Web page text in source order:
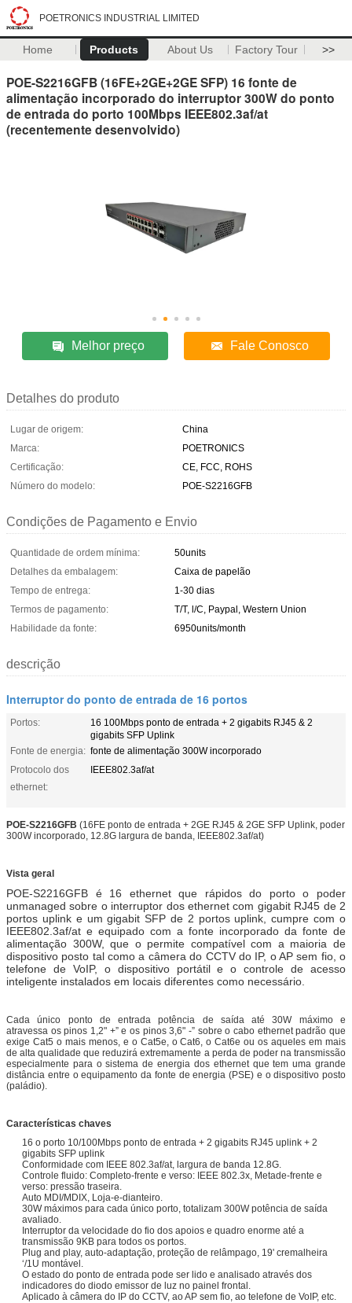
POETRONICS INDUSTRIAL LIMITED
Home Products About Us Factory Tour >>
POE-S2216GFB (16FE+2GE+2GE SFP) 16 fonte de
alimentação incorporado do interruptor 300W do ponto
de entrada do porto 100Mbps IEEE802.3af/at
(recentemente desenvolvido)
Melhor preço Fale Conosco
Detalhes do produto
Lugar de origem:
China
Marca:
POETRONICS
Certificação:
CE, FCC, ROHS
Número do modelo:
POE-S2216GFB
Condições de Pagamento e Envio
Quantidade de ordem mínima:
50units
Detalhes da embalagem:
Caixa de papelão
Tempo de entrega:
1-30 dias
Termos de pagamento:
T/T, l/C, Paypal, Western Union
Habilidade da fonte:
6950units/month
descrição
Interruptor do ponto de entrada de 16 portos
Portos:
16 100Mbps ponto de entrada + 2 gigabits RJ45 & 2
gigabits SFP Uplink
Fonte de energia: fonte de alimentação 300W incorporado
Protocolo dos
ethernet:
IEEE802.3af/at
POE-S2216GFB (16FE ponto de entrada + 2GE RJ45 & 2GE SFP Uplink, poder
300W incorporado, 12.8G largura de banda, IEEE802.3af/at)
Vista geral
POE-S2216GFB é 16 ethernet que rápidos do porto o poder
unmanaged sobre o interruptor dos ethernet com gigabit RJ45 de 2
portos uplink e um gigabit SFP de 2 portos uplink, cumpre com o
IEEE802.3af/at e equipado com a fonte incorporado da fonte de
alimentação 300W, que o permite compatível com a maioria de
dispositivo posto tal como a câmera do CCTV do IP, o AP sem fio, o
telefone de VoIP, o dispositivo portátil e o controle de acesso
inteligente instalados em locais diferentes como necessário.
Cada único ponto de entrada potência de saída até 30W máximo e
atravessa os pinos 1,2" +” e os pinos 3,6" -” sobre o cabo ethernet padrão que
exige Cat5 o mais menos, e o Cat5e, o Cat6, o Cat6e ou os aqueles em mais
de alta qualidade que reduzirá extremamente a perda de poder na transmissão
especialmente para o sistema de energia dos ethernet que tem uma grande
distância entre o equipamento da fonte de energia (PSE) e o dispositivo posto
(paládio).
Características chaves
16 o porto 10/100Mbps ponto de entrada + 2 gigabits RJ45 uplink + 2
gigabits SFP uplink
Conformidade com IEEE 802.3af/at, largura de banda 12.8G.
Controle fluido: Completo-frente e verso: IEEE 802.3x, Metade-frente e
verso: pressão traseira.
Auto MDI/MDIX, Loja-e-dianteiro.
30W máximos para cada único porto, totalizam 300W potência de saída
avaliado.
Interruptor da velocidade do fio dos apoios e quadro enorme até a
transmissão 9KB para todos os portos.
Plug and play, auto-adaptação, proteção de relâmpago, 19' cremalheira
‘/1U montável.
O estado do ponto de entrada pode ser lido e analisado através dos
indicadores do diodo emissor de luz no painel frontal.
Aplicado à câmera do IP do CCTV, ao AP sem fio, ao telefone de VoIP, etc.